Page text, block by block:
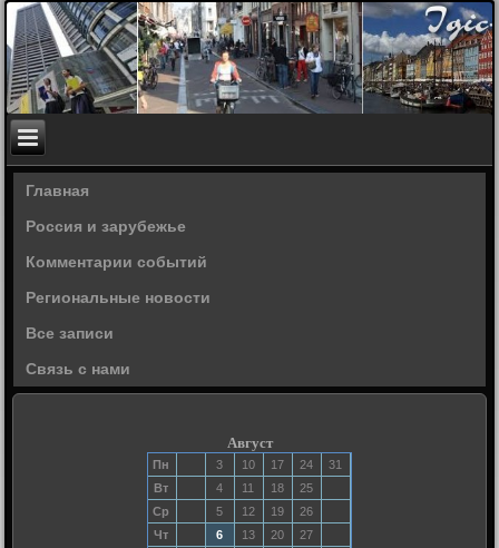
Главная
Россия и зарубежье
Комментарии событий
Региональные новости
Все записи
Связь с нами
Август
Пн 3 10 17 24
31
Вт
4 11 18
25
Ср
5 12 19
26
Чт
6 13 20
27